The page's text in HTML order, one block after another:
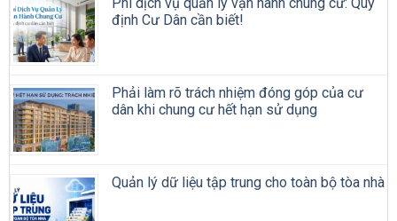
Phí dịch vụ quản lý vận hành chung cư: Quy
định Cư Dân cần biết!
Phải làm rõ trách nhiệm đóng góp của cư
dân khi chung cư hết hạn sử dụng
Quản lý dữ liệu tập trung cho toàn bộ tòa nhà